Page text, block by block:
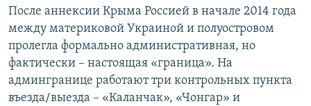
После аннексии Крыма Россией в начале 2014 года
между материковой Украиной и полуостровом
пролегла формально административная, но
фактически – настоящая «граница». На
админгранице работают три контрольных пункта
въезда/выезда – «Каланчак», «Чонгар» и